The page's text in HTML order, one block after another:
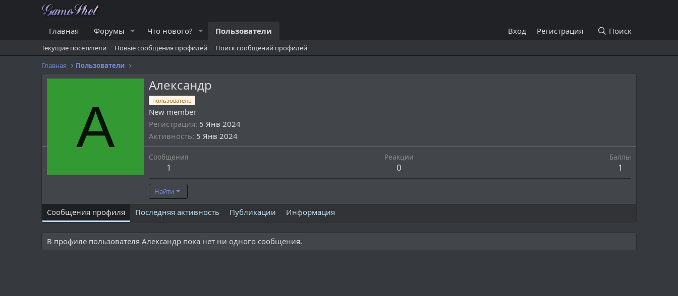
Главная Форумы Что нового? Пользователи Вход Регистрация Поиск
Текущие посетители Новые сообщения профилей
Поиск сообщений профилей
Главная
Пользователи
А
Александр
пользователь
New member
Регистрация 5 Янв 2024
Активность 5 Янв 2024
Сообщения
1
Реакции
0
Баллы
1
Найти
Сообщения профиля Последняя активность Публикации Информация
В профиле пользователя Александр пока нет ни одного сообщения.